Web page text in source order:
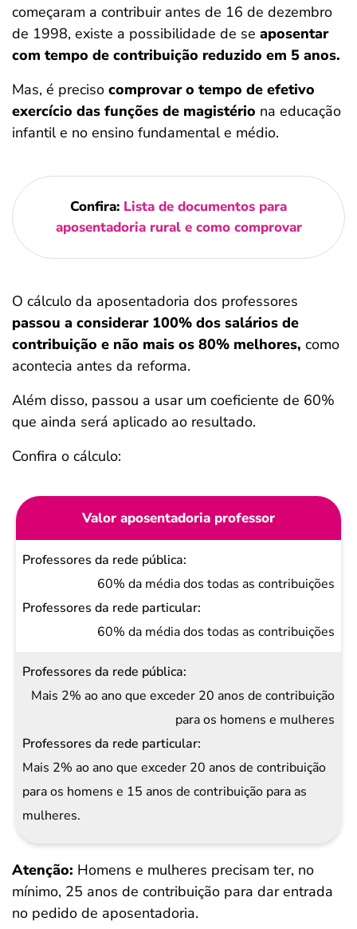
começaram a contribuir antes de 16 de dezembro
de 1998, existe a possibilidade de se aposentar
com tempo de contribuição reduzido em 5 anos.
Mas, é preciso comprovar o tempo de efetivo
exercício das funções de magistério na educação
infantil e no ensino fundamental e médio.
Confira: Lista de documentos para
aposentadoria rural e como comprovar
O cálculo da aposentadoria dos professores
passou a considerar 100% dos salários de
contribuição e não mais os 80% melhores, como
acontecia antes da reforma.
Além disso, passou a usar um coeficiente de 60%
que ainda será aplicado ao resultado.
Confira o cálculo:
Valor aposentadoria professor
Professores
pública
particular
60% da média dos todas as contribuições
60% da média dos todas as contribuições
Mais 2% ao ano que exceder 20 anos de contribuição
para os homens e mulheres
Mais 2% ao ano que exceder 20 anos de contribuição
para os homens e 15 anos de contribuição para as
mulheres.
Atenção: Homens e mulheres precisam ter, no
mínimo, 25 anos de contribuição para dar entrada
no pedido de aposentadoria.